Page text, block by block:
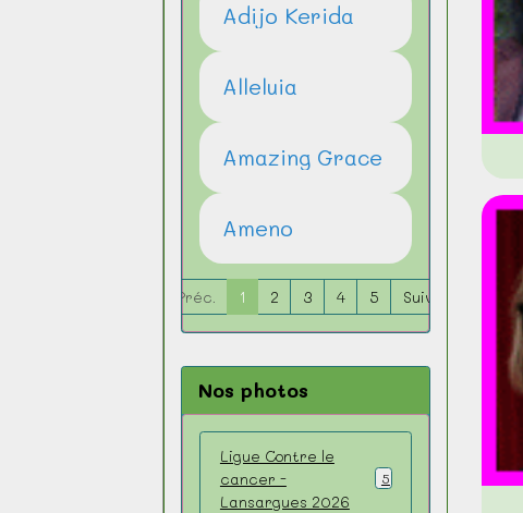
Adijo Kerida
Alleluia
Amazing Grace
Ameno
Préc. 1 2 3 4 5 Suiv.
Nos photos
Ligue Contre le
cancer -
Lansargues 2026